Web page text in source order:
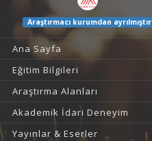
Araştırmacı kurumdan ayrılmıştır
Ana Sayfa
Eğitim Bilgileri
Araştırma Alanları
Akademik İdari Deneyim
Yayınlar & Eserler